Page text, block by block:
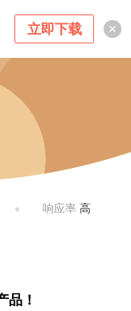
立即下载
响应率 高
品！